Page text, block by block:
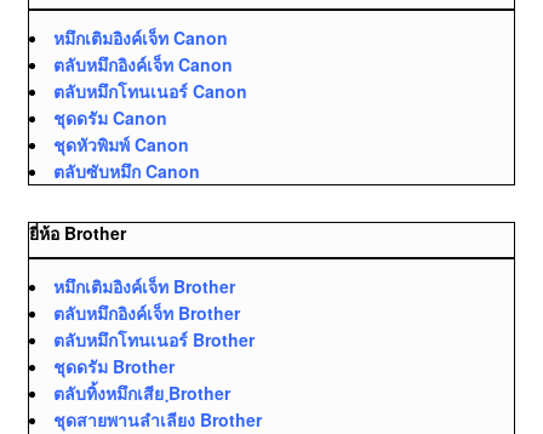
หมึกเติมอิงค์เจ็ท Canon
ตลับหมึกอิงค์เจ็ท Canon
ตลับหมึกโทนเนอร์ Canon
ชุดดรัม Canon
ชุดหัวพิมพ์ Canon
ตลับซับหมึก Canon
ยี่ห้อ Brother
หมึกเติมอิงค์เจ็ท Brother
ตลับหมึกอิงค์เจ็ท Brother
ตลับหมึกโทนเนอร์ Brother
ชุดดรัม Brother
ตลับทิ้งหมึกเสีย ฺBrother
ชุดสายพานลำเลียง Brother